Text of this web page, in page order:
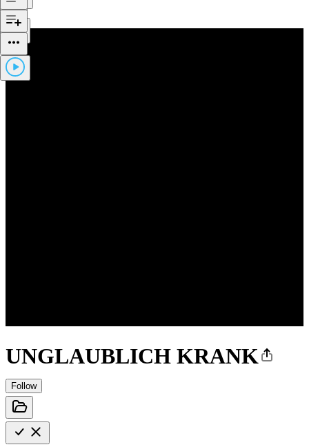
UNGLAUBLICH KRANK
Follow